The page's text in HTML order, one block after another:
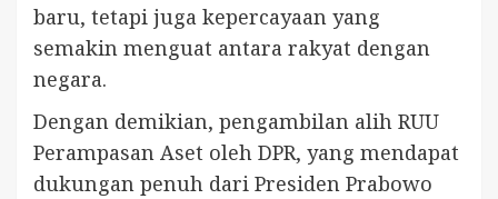
baru, tetapi juga kepercayaan yang
semakin menguat antara rakyat dengan
negara.
Dengan demikian, pengambilan alih RUU
Perampasan Aset oleh DPR, yang mendapat
dukungan penuh dari Presiden Prabowo